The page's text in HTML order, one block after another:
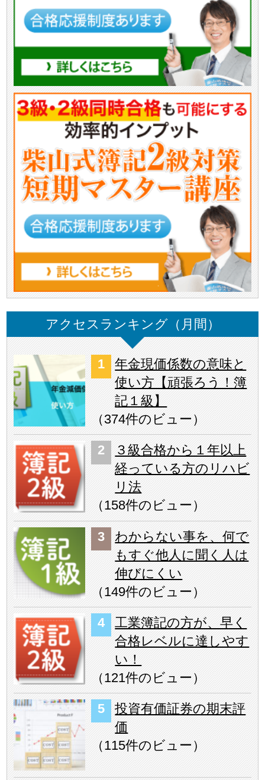
アクセスランキング（月間）
年金現価係数の意味と
使い方【頑張ろう！簿
記１級】
（374件のビュー ）
３級合格から１年以上
経っている方のリハビ
リ法
（158件のビュー ）
わからない事を、何で
もすぐ他人に聞く人は
伸びにくい
（149件のビュー ）
工業簿記の方が、早く
合格レベルに達しやす
い！
（121件のビュー ）
投資有価証券の期末評
価
（115件のビュー ）